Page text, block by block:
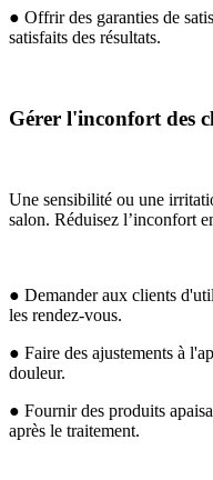
● Offrir des garanties de
satisfaits des résultats.
Gérer l'inconfort des
Une sensibilité ou une
salon. Réduisez l’inconfort
● Demander aux clients
les rendez-vous.
● Faire des ajustements à
douleur.
● Fournir des produits
après le traitement.